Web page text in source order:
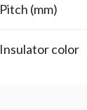
Pitch (mm)
Insulator color